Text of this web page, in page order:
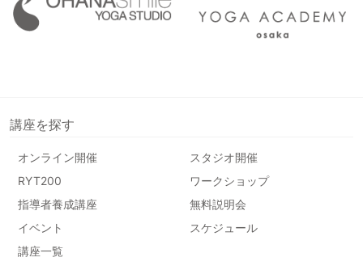
講座を探す
オンライン開催
スタジオ開催
RYT200
ワークショップ
指導者養成講座
無料説明会
イベント
スケジュール
講座一覧